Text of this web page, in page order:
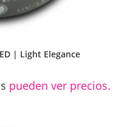
| Light Elegance
pueden ver precios.